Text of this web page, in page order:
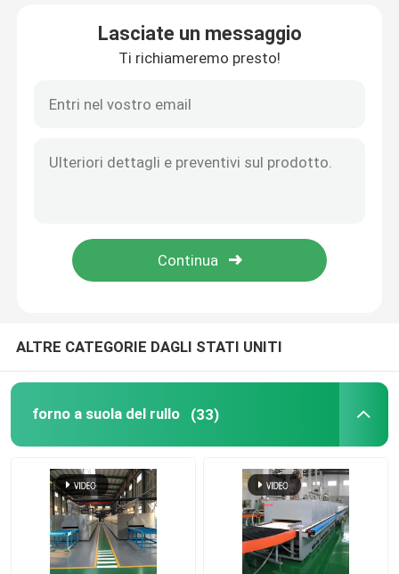
Giro della fabbrica
Controllo di qualità
Notizie
Richieda una citazione
fornace della cinghia della maglia
Fornace a forma di scatola
forno a camera
Lasciate un messaggio
Ti richiameremo presto!
ALTRE CATEGORIE DAGLI STATI UNITI
forno a suola del rullo (33)